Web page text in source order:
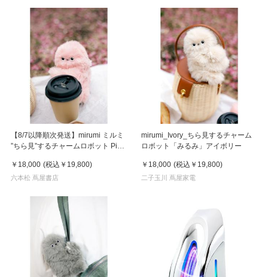
【8/7以降順次発送】mirumi ミルミ
”ちら見”するチャームロボット Pink
￥18,000 (税込 ￥19,800)
六本松 蔦屋書店
mirumi_Ivory_ちら見するチャーム
ロボット「みるみ」アイボリー
￥18,000 (税込 ￥19,800)
二子玉川 蔦屋家電